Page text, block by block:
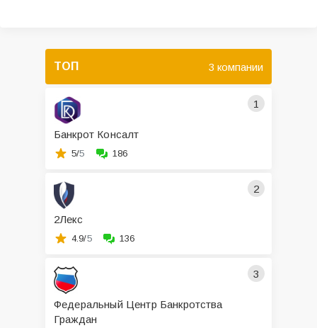
ТОП 3 компании
1
Банкрот Консалт
5/5 186
2
2Лекс
4.9/5 136
3
Федеральный Центр Банкротства
Граждан